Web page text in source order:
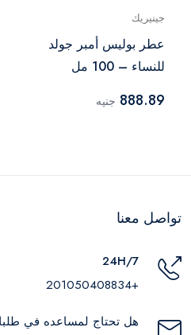
جينيريك
عطر بوليس أمبر جولد
للنساء – 100 مل
888.89 جنيه
تواصل معنا
24H/7
+201050408834
هل تحتاج لمساعده في